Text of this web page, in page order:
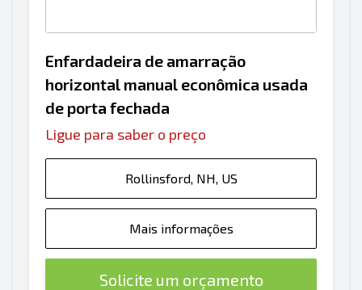
Enfardadeira de amarração
horizontal manual econômica usada
de porta fechada
Ligue para saber o preço
Rollinsford, NH, US
Mais informações
Solicite um orçamento